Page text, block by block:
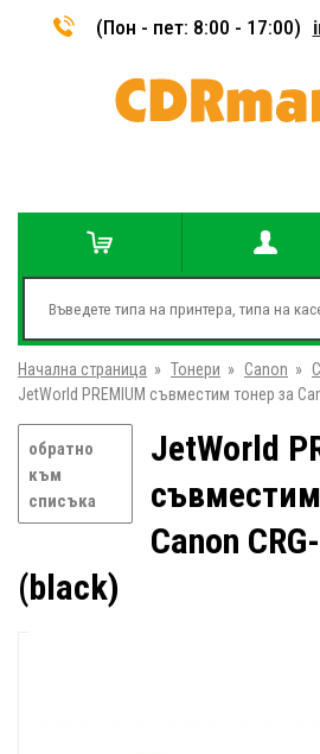
(Пон - пет: 8:00 - 17:00)
Начална страница » Тонери » Canon »
JetWorld PREMIUM съвместим тонер за
обратно
към
списъка
JetWorld
Canon
(black)